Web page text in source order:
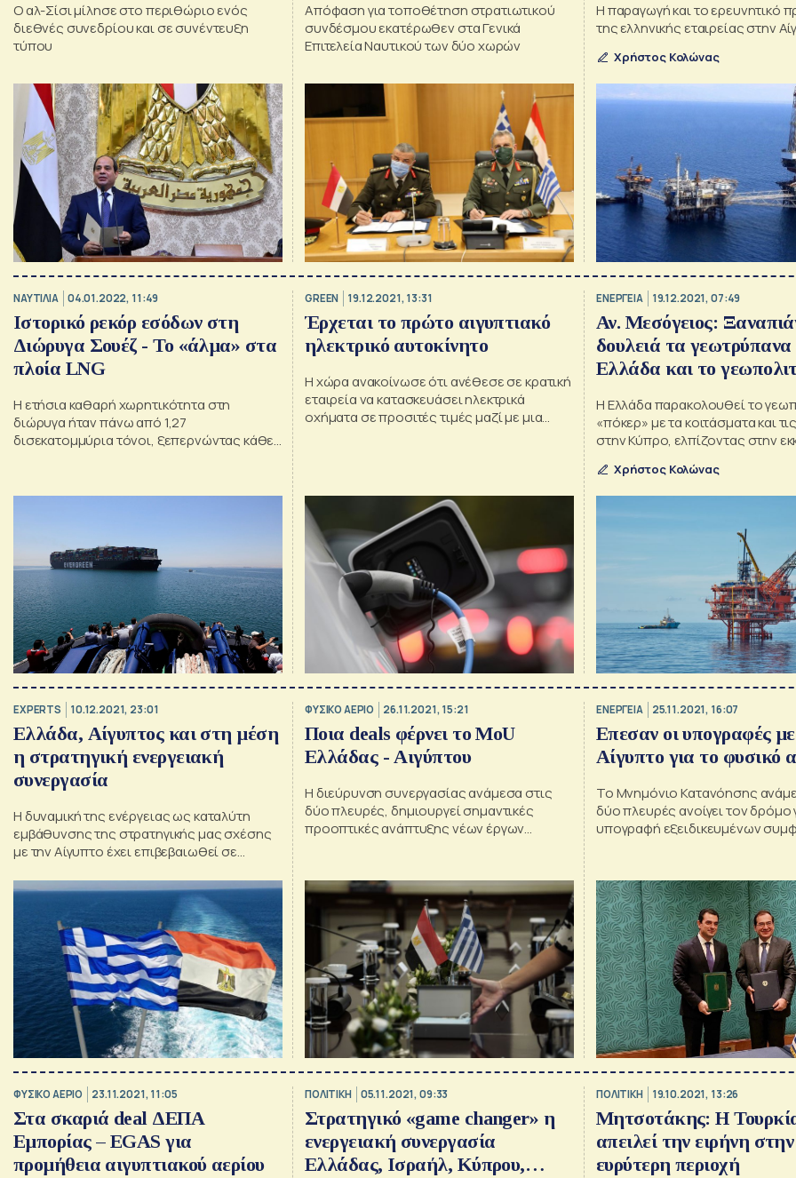
θαλάσσιων συνόρων
Ο αλ-Σίσι μίλησε στο περιθώριο ενός
διεθνές συνεδρίου και σε συνέντευξη
τύπου
Απόφαση για τοποθέτηση στρατιωτικού
συνδέσμου εκατέρωθεν στα Γενικά
Επιτελεία Ναυτικού των δύο χωρών
Η παραγωγή και το ερευνητικό
της ελληνικής εταιρείας στην
Χρήστος Κολώνας
ΝΑΥΤΙΛΙΑ 04.01.2022, 11:49
Ιστορικό ρεκόρ εσόδων στη
Διώρυγα Σουέζ - Το «άλμα» στα
πλοία LNG
Η ετήσια καθαρή χωρητικότητα στη
διώρυγα ήταν πάνω από 1,27
δισεκατομμύρια τόνοι, ξεπερνώντας κάθε
GREEN 19.12.2021, 13:31
Έρχεται το πρώτο αιγυπτιακό
ηλεκτρικό αυτοκίνητο
Η χώρα ανακοίνωσε ότι ανέθεσε σε κρατική
εταιρεία να κατασκευάσει ηλεκτρικά
οχήματα σε προσιτές τιμές μαζί με μια
ΕΝΕΡΓΕΙΑ 19.12.2021, 07:49
Αν. Μεσόγειος:
δουλειά τα
Ελλάδα και το
Η Ελλάδα παρακολουθεί το
«πόκερ» με τα κοιτάσματα και
στην Κύπρο, ελπίζοντας στην
παραχωρήσεις δυτικά και
Κρήτης
Χρήστος Κολώνας
EXPERTS 10.12.2021, 23:01
Ελλάδα, Αίγυπτος και στη μέση
η στρατηγική ενεργειακή
συνεργασία
Η δυναμική της ενέργειας ως καταλύτη
εμβάθυνσης της στρατηγικής μας σχέσης
με την Αίγυπτο έχει επιβεβαιωθεί σε
ζητούμενο παραμένει. Πώς μετατρέπονται
αυτά τα Συμφωνητικά σε Υποδομές;
ΦΥΣΙΚΟ ΑΕΡΙΟ 26.11.2021, 15:21
Ποια deals φέρνει το MoU
Ελλάδας - Αιγύπτου
Η διεύρυνση συνεργασίας ανάμεσα στις
δύο πλευρές, δημιουργεί σημαντικές
προοπτικές ανάπτυξης νέων έργων
ΕΝΕΡΓΕΙΑ 25.11.2021, 16:07
Eπεσαν οι υπογραφές με
Αίγυπτο για το φυσικό
Το Μνημόνιο Κατανόησης
δύο πλευρές ανοίγει τον δρόμο
υπογραφή εξειδικευμένων
ΕΔΕΥ και τη ΔΕΠΑ Διεθνών
ΦΥΣΙΚΟ ΑΕΡΙΟ 23.11.2021, 11:05
Στα σκαριά deal ΔΕΠΑ
Εμπορίας – EGAS για
προμήθεια αιγυπτιακού αερίου
ΠΟΛΙΤΙΚΗ 05.11.2021, 09:33
Στρατηγικό «game changer» η
ενεργειακή συνεργασία
Ελλάδας, Ισραήλ, Κύπρου,
ΠΟΛΙΤΙΚΗ 19.10.2021, 13:26
Μητσοτάκης: Η
απειλεί την ειρήνη στην
ευρύτερη περιοχή